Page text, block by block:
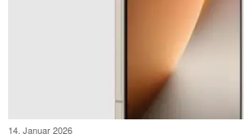
14. Januar 2026